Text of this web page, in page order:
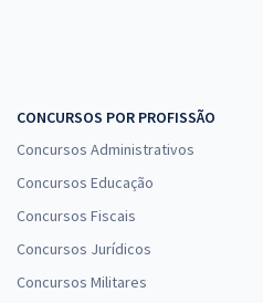
CONCURSOS POR PROFISSÃO
Concursos Administrativos
Concursos Educação
Concursos Fiscais
Concursos Jurídicos
Concursos Militares